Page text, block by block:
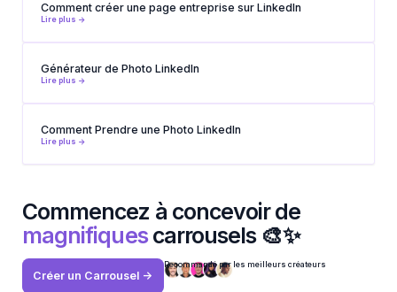
Comment créer une page entreprise sur LinkedIn
Lire plus ->
Générateur de Photo LinkedIn
Lire plus ->
Comment Prendre une Photo LinkedIn
Lire plus ->
Commencez à concevoir de
magnifiquescarrousels 🎨✨
Créer un Carrousel ->
Recommandé par les meilleurs créateurs